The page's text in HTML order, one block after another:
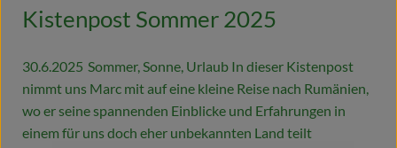
Kistenpost Sommer 2025
30.6.2025 Sommer, Sonne, Urlaub In dieser Kistenpost
nimmt uns Marc mit auf eine kleine Reise nach Rumänien,
wo er seine spannenden Einblicke und Erfahrungen in
einem für uns doch eher unbekannten Land teilt